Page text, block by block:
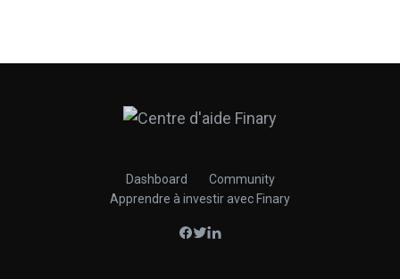
Dashboard
Community
Apprendre à investir avec Finary